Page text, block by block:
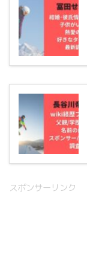
スポンサーリンク